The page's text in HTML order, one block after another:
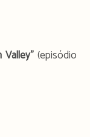
Valley”(episódio